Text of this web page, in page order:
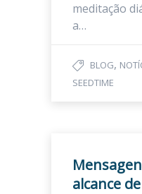
meditação
a…
BLOG,
SEEDTIME
alcance